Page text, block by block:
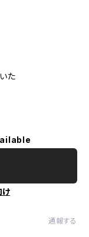
た
け
通報する